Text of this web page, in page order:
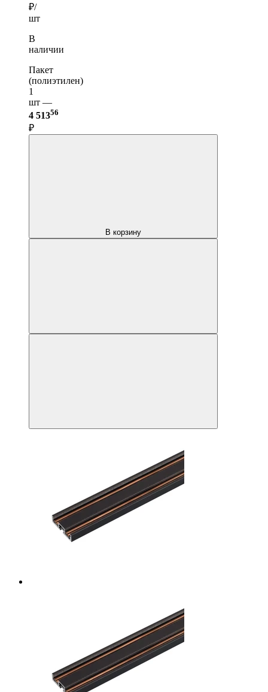
₽/
шт
В
наличии
Пакет
(полиэтилен)
1
шт —
4 51356
₽
В корзину